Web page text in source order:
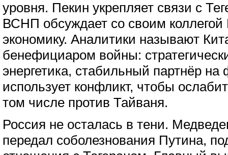
уровня. Пекин укрепляет связи с
ВСНП обсуждает со своим
экономику. Аналитики называют
бенефициаром войны:
энергетика, стабильный партнёр на
использует конфликт, чтобы
том числе против Тайваня.
Россия не осталась в тени.
передал соболезнования Путина,